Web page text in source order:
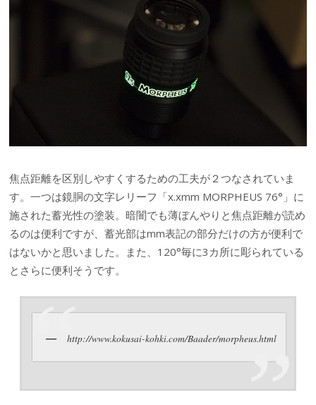
焦点距離を区別しやすくするための工夫が２つなされていま
す。一つは鏡胴の文字レリーフ「x.xmm MORPHEUS 76°」に
施された蓄光性の塗装。暗闇でも薄ぼんやりと焦点距離が読め
るのは便利ですが、蓄光部はmm表記の部分だけの方が便利で
はないかと思いました。また、120°毎に3カ所に彫られている
とさらに便利そうです。
http://www.kokusai-kohki.com/Baader/morpheus.html